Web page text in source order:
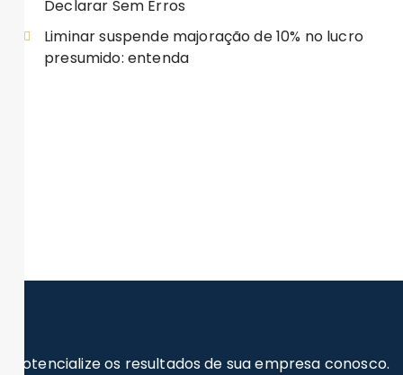
Declarar Sem Erros
Liminar suspende majoração de 10% no lucro
presumido: entenda
Potencialize os resultados de sua empresa conosco.